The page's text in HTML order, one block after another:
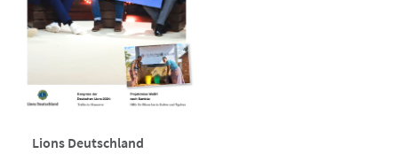
Lions Deutschland